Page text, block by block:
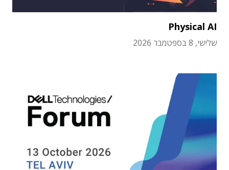
Physical AI
שלישי, 8 בספטמבר 2026